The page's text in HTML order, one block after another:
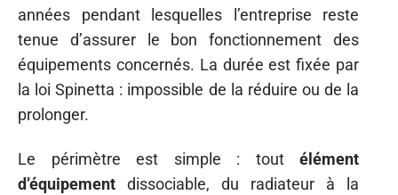
années pendant lesquelles l’entreprise reste
tenue d’assurer le bon fonctionnement des
équipements concernés. La durée est fixée par
la loi Spinetta : impossible de la réduire ou de la
prolonger.
Le périmètre est simple : tout élément
d’équipement dissociable, du radiateur à la